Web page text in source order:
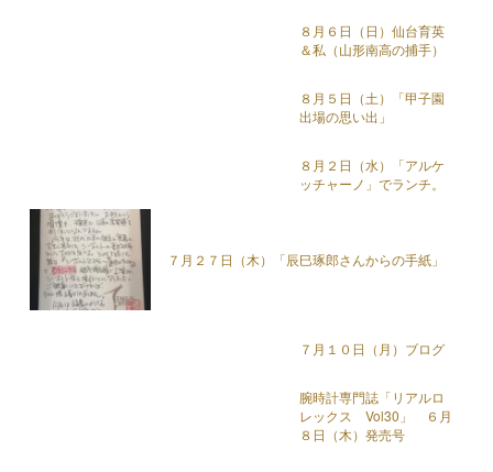
８月６日（日）仙台育英
＆私（山形南高の捕手）
８月５日（土）「甲子園
出場の思い出」
８月２日（水）「アルケ
ッチャーノ」でランチ。
７月２７日（木）「辰巳琢郎さんからの手紙」
７月１０日（月）ブログ
腕時計専門誌「リアルロ
レックス Vol30」 ６月
８日（木）発売号